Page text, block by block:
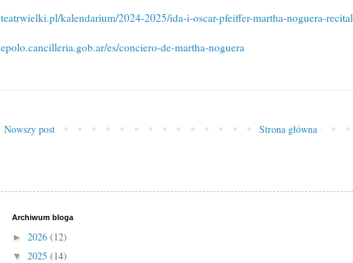
teatrwielki.pl/kalendarium/2024-2025/ida-i-oscar-pfeiffer-martha-noguera-recital
epolo.cancilleria.gob.ar/es/conciero-de-martha-noguera
Nowszy post Strona główna
Archiwum bloga
► 2026 (12)
▼ 2025 (14)